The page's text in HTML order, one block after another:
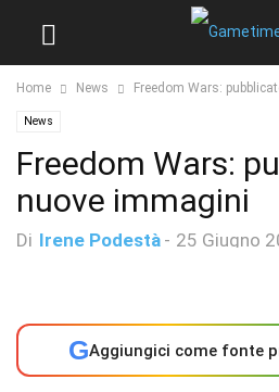
Home News Freedom Wars:
News
Freedom Wars:
nuove immagini
Di Irene Podestà - 25 Giugno
GAggiungici come fonte